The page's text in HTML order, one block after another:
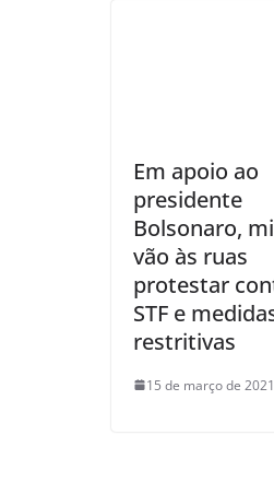
Em apoio ao
presidente
Bolsonaro,
vão às ruas
protestar
STF e
restritivas
15 de março de 2021